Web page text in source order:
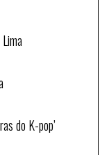
do K-pop’